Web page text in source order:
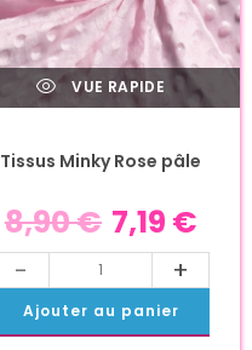
VUE RAPIDE
Tissus Minky Rose pâle
8,90€ 7,19 €
- +
Ajouter au panier